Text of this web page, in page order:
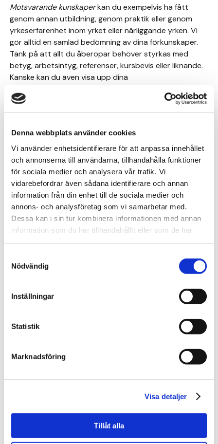
Denna webbplats använder cookies
Vi använder enhetsidentifierare för att anpassa innehållet
och annonserna till användarna, tillhandahålla funktioner
för sociala medier och analysera vår trafik. Vi
vidarebefordrar även sådana identifierare och annan
information från din enhet till de sociala medier och
annons- och analysföretag som vi samarbetar med.
Dessa kan i sin tur kombinera informationen med annan
information som du har tillhandahållit eller som de har
Nödvändig
Inställningar
Statistik
Marknadsföring
Visa detaljer
Tillåt alla
Motsvarande kunskaperkan du exempelvis ha fått
genom annan utbildning, genom praktik eller genom
yrkeserfarenhet inom yrket eller närliggande yrken. Vi
gör alltid en samlad bedömning av dina förkunskaper.
Tänk på att allt du åberopar behöver styrkas med
betyg, arbetsintyg, referenser, kursbevis eller liknande.
Kanske kan du även visa upp dina
att de kan intyga din kompetensnivå?
motsvarande
Sveriges Grafiska Museers
Samarbetsråd
Utbildningens innehåll och upplägg
Utbildningen består till 80 procent av praktiskt
utövande av yrket på en lärlingsplats. Resterade
tid genomförs teoretiska studier relaterade till
ditt framtida yrke. Teorin genomförs i